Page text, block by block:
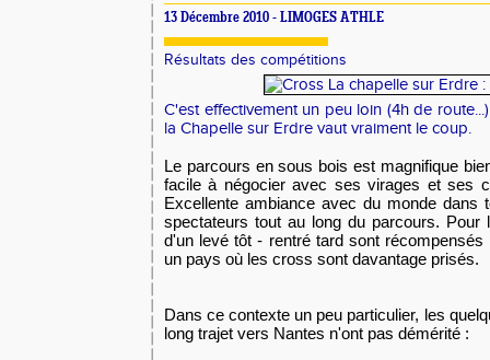
13 Décembre 2010 - LIMOGES ATHLE
Résultats des compétitions
C'est effectivement un peu loin (4h de
la Chapelle sur Erdre vaut vraiment le coup.
Le parcours en sous bois est magnifique
facile à négocier avec ses virages et ses
Excellente ambiance avec du monde dans
spectateurs tout au long du parcours. Pour
d'un levé tôt - rentré tard sont
un pays où les cross sont davantage prisés.
Dans ce contexte un peu particulier, les
long trajet vers Nantes n'ont pas démérité :